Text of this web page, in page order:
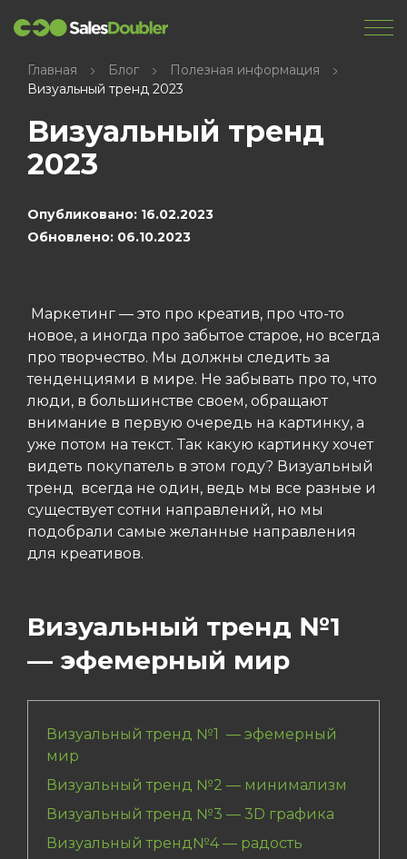
Главная Блог
Полезная информация
Визуальный тренд 2023
Визуальный тренд
2023
Опубликовано: 16.02.2023
Обновлено: 06.10.2023
Маркетинг — это про креатив, про что-то
новое, а иногда про забытое старое, но всегда
про творчество. Мы должны следить за
тенденциями в мире. Не забывать про то, что
люди, в большинстве своем, обращают
внимание в первую очередь на картинку, а
уже потом на текст. Так какую картинку хочет
видеть покупатель в этом году? Визуальный
тренд всегда не один, ведь мы все разные и
существует сотни направлений, но мы
подобрали самые желанные направления
для креативов.
Визуальный тренд №1
— эфемерный мир
Визуальный тренд №1 — эфемерный
мир
Визуальный тренд №2 — минимализм
Визуальный тренд №3 — 3D графика
Визуальный тренд№4 — радость